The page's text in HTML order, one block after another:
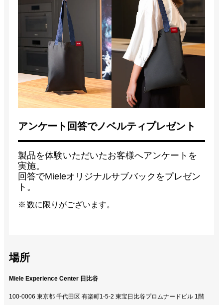
アンケート回答でノベルティプレゼント
製品を体験いただいたお客様へアンケートを
実施。
回答でMieleオリジナルサブバックをプレゼン
ト。
数に限りがございます。
場所
Miele Experience Center 日比谷
100-0006 東京都 千代田区 有楽町1-5-2 東宝日比谷プロムナードビル 1階